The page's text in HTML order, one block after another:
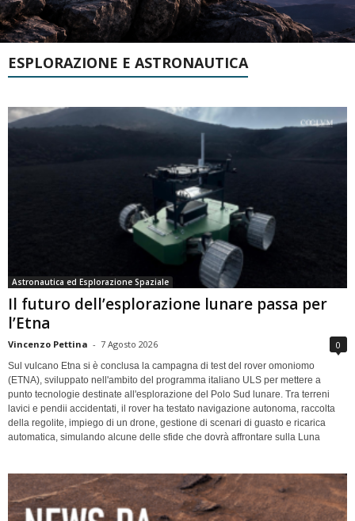
ESPLORAZIONE E ASTRONAUTICA
Astronautica ed Esplorazione Spaziale
Il futuro dell’esplorazione lunare passa per
l’Etna
Vincenzo Pettina - 7 Agosto 2026 0
Sul vulcano Etna si è conclusa la campagna di test del rover omoniomo
(ETNA), sviluppato nell'ambito del programma italiano ULS per mettere a
punto tecnologie destinate all'esplorazione del Polo Sud lunare. Tra terreni
lavici e pendii accidentati, il rover ha testato navigazione autonoma, raccolta
della regolite, impiego di un drone, gestione di scenari di guasto e ricarica
automatica, simulando alcune delle sfide che dovrà affrontare sulla Luna